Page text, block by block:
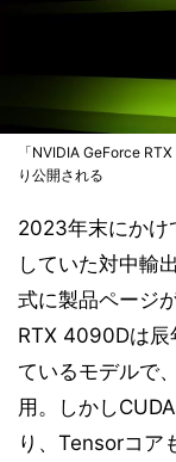
「NVIDIA GeForce
り公開される
2023年末にかけ
していた対中輸
式に製品ページ
RTX 4090Dは辰
ているモデルで
用。しかし
り、Tensorコア